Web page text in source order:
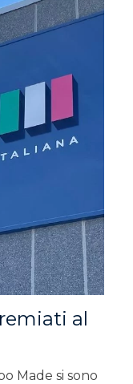
al
Made si sono